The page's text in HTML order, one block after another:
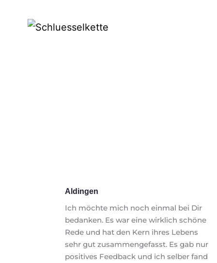
Aldingen
Ich möchte mich noch einmal bei Dir
bedanken. Es war eine wirklich schöne
Rede und hat den Kern ihres Lebens
sehr gut zusammengefasst. Es gab nur
positives Feedback und ich selber fand